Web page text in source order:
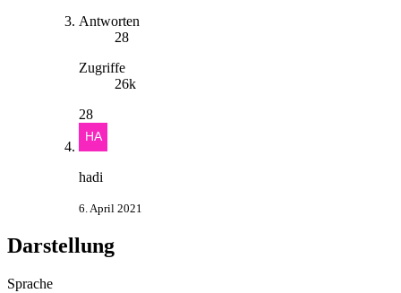
Antworten
28
Zugriffe
26k
28
hadi
6. April 2021
Darstellung
Sprache